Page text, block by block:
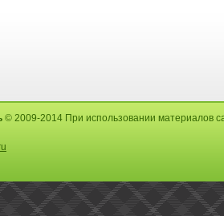
© 2009-2014 При использовании материалов